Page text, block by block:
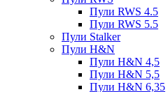
Пули RWS 4.5
Пули RWS 5.5
Пули Stalker
Пули H&N
Пули H&N 4,5
Пули H&N 5,5
Пули H&N 6,35